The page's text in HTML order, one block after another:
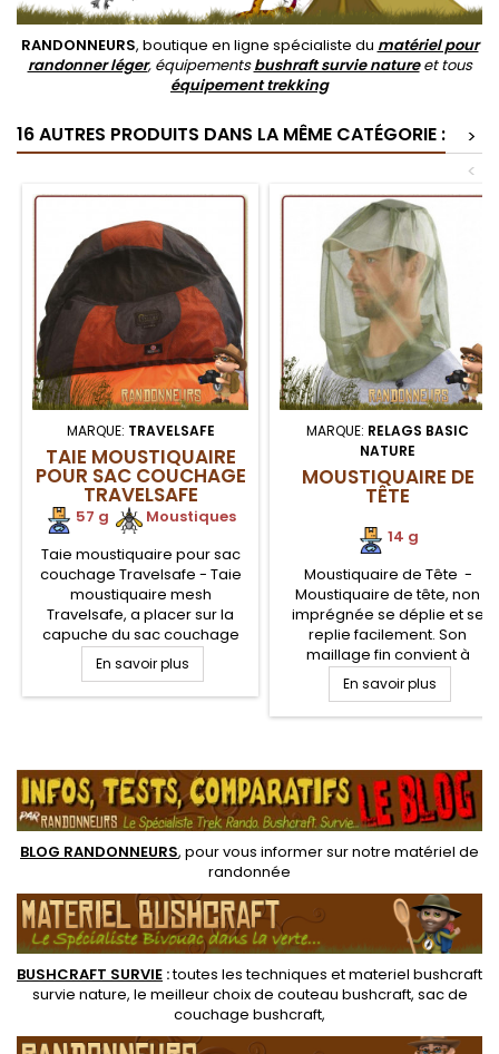
RANDONNEURS, boutique en ligne spécialiste du matériel pour
randonner léger, équipementsbushraft survie natureet tous
équipement trekking
16 AUTRES PRODUITS DANS LA MÊME CATÉGORIE :
>
<
MARQUE: TRAVELSAFE
TAIE MOUSTIQUAIRE
POUR SAC COUCHAGE
TRAVELSAFE
57 g
Moustiques
Taie moustiquaire pour sac
couchage Travelsafe - Taie
moustiquaire mesh
Travelsafe, a placer sur la
capuche du sac couchage
pour protéger votre tête des
insectes et des moustiques
en camping. Moustiquaire
Fermeture par élastiques
autour du sac couchage
En savoir plus
MARQUE: RELAGS BASIC
NATURE
MOUSTIQUAIRE DE
TÊTE
14 g
Moustiquaire de Tête -
Moustiquaire de tête, non
imprégnée se déplie et se
replie facilement. Son
maillage fin convient à
empêcher le sable et
parfaitement pour un usage
dans les pays Nordiques et
moucherons et des
moustiques.
En savoir plus
BLOG RANDONNEURS, pour vous informer sur notre matériel de
randonnée
BUSHCRAFT SURVIE :toutes les techniques etmateriel bushcraft
survie nature, le meilleur choix de couteau bushcraft, sac de
couchage bushcraft,